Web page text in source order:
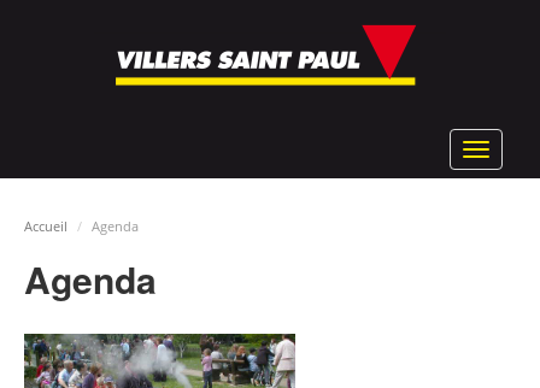
Toggle
Accueil Agenda
Agenda